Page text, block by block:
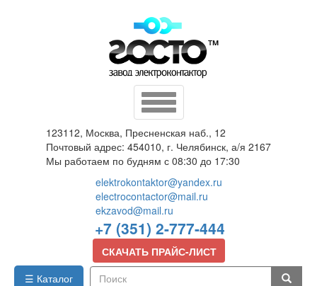
Toggle
navigation
123112, Москва, Пресненская наб., 12
Почтовый адрес: 454010, г. Челябинск, а/я 2167
Мы работаем по будням с 08:30 до 17:30
elektrokontaktor@yandex.ru
electrocontactor@mail.ru
ekzavod@mail.ru
+7 (351) 2-777-444
СКАЧАТЬ ПРАЙС-ЛИСТ
☰ Каталог